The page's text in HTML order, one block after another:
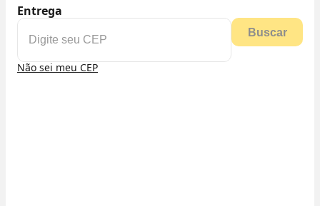
Entrega
Buscar
Não sei meu CEP